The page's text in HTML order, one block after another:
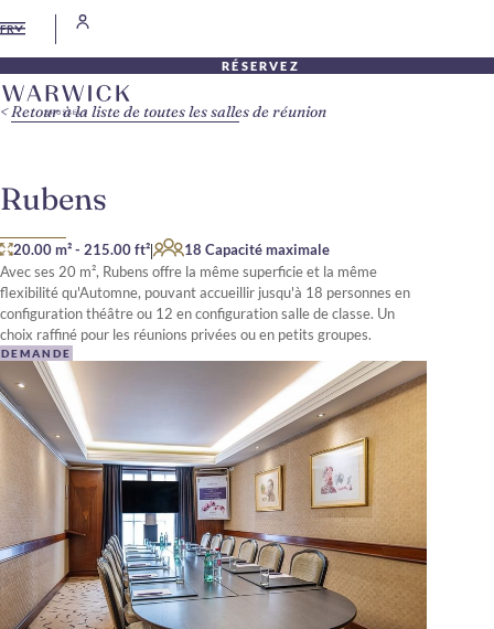
FR
RÉSERVEZ
Rubens
20.00 m²- 215.00 ft²|
18 Capacité maximale
Avec ses 20 m², Rubens offre la même superficie et la même
flexibilité qu'Automne, pouvant accueillir jusqu'à 18 personnes en
configuration théâtre ou 12 en configuration salle de classe. Un
choix raffiné pour les réunions privées ou en petits groupes.
DEMANDE
Retour à la liste de toutes les salles de réunion